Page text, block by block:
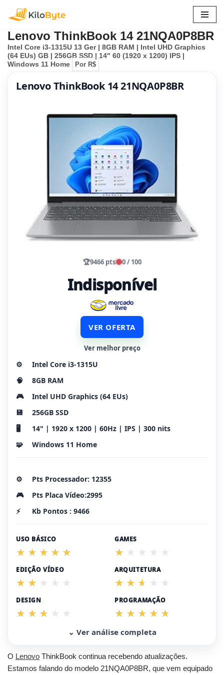
para
o
conteúdo
Lenovo ThinkBook 14 21NQA0P8BR
Intel Core i3-1315U 13 Ger | 8GB RAM | Intel UHD Graphics
(64 EUs) GB | 256GB SSD | 14" 60 (1920 x 1200) IPS |
Windows 11 Home
Por R$
Lenovo ThinkBook 14 21NQA0P8BR
🏆9466 pts 0 / 100
Indisponível
VER OFERTA
Ver melhor preço
⚙️
Intel Core i3-1315U
🧠
8GB RAM
🎮
Intel UHD Graphics (64 EUs)
💾
256GB SSD
🖥️
14" | 1920 x 1200 | 60Hz | IPS | 300 nits
🧩
Windows 11 Home
⚙️
Pts Processador: 12355
🎮
Pts Placa Vídeo:2995
⚡
Kb Pontos : 9466
USO BÁSICO GAMES
EDIÇÃO VÍDEO ARQUITETURA
DESIGN PROGRAMAÇÃO
⌄ Ver análise completa
O Lenovo ThinkBook continua recebendo atualizações.
Estamos falando do modelo 21NQA0P8BR, que vem equipado